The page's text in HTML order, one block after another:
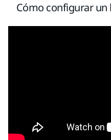
Cómo configurar un